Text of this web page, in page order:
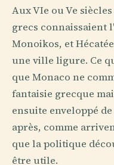
Aux VIe ou Ve
grecs connaissaient
Monoikos, et
une ville ligure. Ce
que Monaco ne
fantaisie grecque
ensuite enveloppé
après, comme
que la politique
être utile.